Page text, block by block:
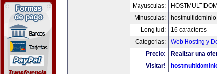
Mayusculas:
Minusculas:
Longitud:
16 caracteres
Categorias:
Web Hosting y
Precio:
Realizar una
Visitar!